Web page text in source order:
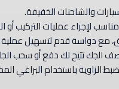
دواسة قدم لتسهيل عملية
الجك تتيح لك دفع أو سحب
فائقة. يمكنك ضبط الزاوية باستخدام